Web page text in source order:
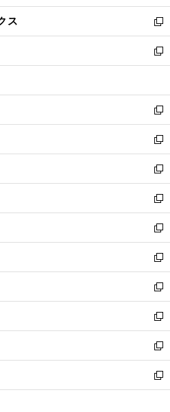
開
く
ウ
で
開
く
ン
ド
ウ
で
開
ウ
ィ
ン
ド
ウ
開
く
し
い
ウ
ィ
ン
ウ
で
開
く
ス
新
し
い
ウ
ン
ド
ウ
で
開
く
新
し
ウ
ィ
ン
ド
ウ
で
開
く
新
し
い
ウ
ィ
ン
ド
ウ
で
開
く
新
し
い
ウ
ィ
ン
ド
ウ
で
開
く
新
し
い
ウ
ィ
ン
ド
ウ
で
開
く
新
し
い
ウ
ィ
ン
ド
ウ
で
開
く
新
し
い
ウ
ィ
ン
ド
ウ
で
開
く
新
し
い
ウ
ィ
ン
ド
ウ
で
開
新
し
い
ウ
ィ
ン
ド
ウ
新
し
い
ウ
ィ
ン
新
し
い
ウ
新
し